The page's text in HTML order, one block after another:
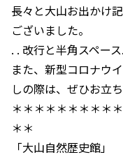
長々と大山お出かけ
ございました。
. . 改行と半角スペー
また、新型コロナウ
しの際は、ぜひお立
＊＊＊＊＊＊＊＊＊
＊＊
「大山自然歴史館」